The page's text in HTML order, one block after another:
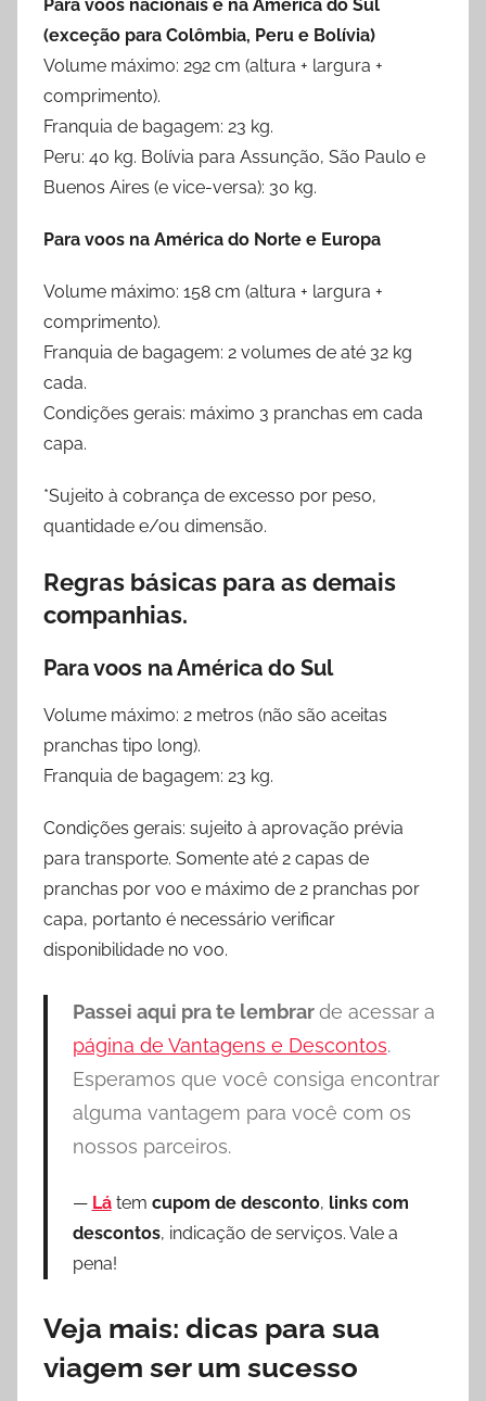
Para voos nacionais e na América do Sul
(exceção para Colômbia, Peru e Bolí­via)
Volume máximo: 292 cm (altura + largura +
comprimento).
Franquia de bagagem: 23 kg.
Peru: 40 kg. Bolívia para Assunção, São Paulo e
Buenos Aires (e vice-versa): 30 kg.
Para voos na América do Norte e Europa
Volume máximo: 158 cm (altura + largura +
comprimento).
Franquia de bagagem: 2 volumes de até 32 kg
cada.
Condições gerais: máximo 3 pranchas em cada
capa.
*Sujeito à cobrança de excesso por peso,
quantidade e/ou dimensão.
Regras básicas para as demais
companhias.
Para voos na América do Sul
Volume máximo: 2 metros (não são aceitas
pranchas tipo long).
Franquia de bagagem: 23 kg.
Condições gerais: sujeito à aprovação prévia
para transporte. Somente até 2 capas de
pranchas por voo e máximo de 2 pranchas por
capa, portanto é necessário verificar
disponibilidade no voo.
Passei aqui pra te lembrarde acessar a
página de Vantagens e Descontos.
Esperamos que você consiga encontrar
alguma vantagem para você com os
nossos parceiros.
Látem cupom de desconto, links com
descontos, indicação de serviços. Vale a
pena!
Veja mais: dicas para sua
viagem ser um sucesso